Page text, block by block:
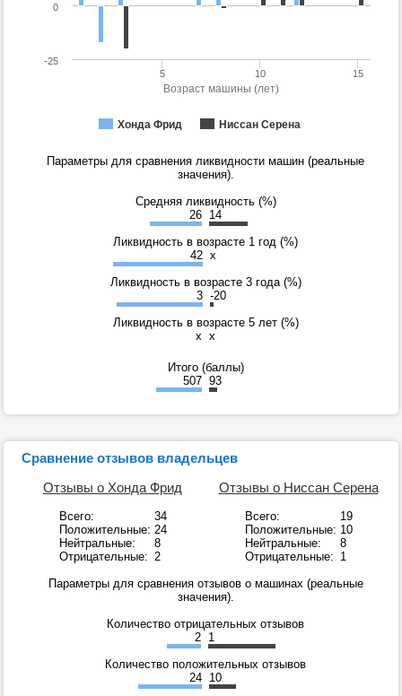
Возраст машины (лет)
Хонда Фрид Ниссан Серена
5 10 15
0
-25
Параметры для сравнения ликвидности машин (реальные
значения).
Средняя ликвидность (%)
26 14
Ликвидность в возрасте 1 год (%)
42 x
Ликвидность в возрасте 3 года (%)
3 -20
Ликвидность в возрасте 5 лет (%)
x x
Итого (баллы)
507 93
Сравнение отзывов владельцев
Отзывы о Хонда Фрид
Всего:
34
Положительные: 24
Нейтральные:
8
Отрицательные: 2
Отзывы о Ниссан Серена
Всего:
19
Положительные: 10
Нейтральные:
8
Отрицательные: 1
Параметры для сравнения отзывов о машинах (реальные
значения).
Количество отрицательных отзывов
2 1
Количество положительных отзывов
24 10